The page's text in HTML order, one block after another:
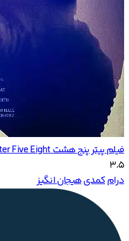
فیلم پیتر پنج هشت Peter Five Eight
3.5
درامکمدیهیجان انگیز